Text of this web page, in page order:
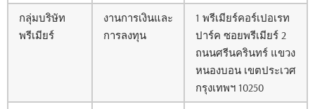
กลุ่มบริษัท
พรีเมียร์
งานการเงินและ
การลงทุน
1 พรีเมียร์คอร์เปอเรท
ปาร์ค ซอยพรีเมียร์ 2
ถนนศรีนครินทร์ แขวง
หนองบอน เขตประเวศ
กรุงเทพฯ 10250